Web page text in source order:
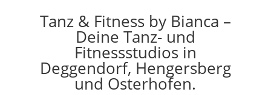
Tanz & Fitness by Bianca –
Deine Tanz- und
Fitnessstudios in
Deggendorf, Hengersberg
und Osterhofen.